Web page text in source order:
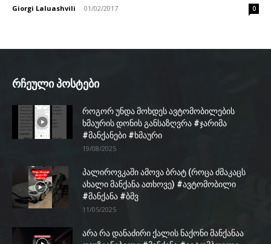
Giorgi Laluashvili - 01/02/2017 0
რჩეული პოსტები
როგორ უნდა მოხდეს ავტომობილების
ხმაურის დონის განსაზღვრა #ჯარიმა
#მანქანები #ხმაური
19/08/2025
პალიროვკაში ამოვა ბრატ (როცა ძმაკაცს
ახალი მანქანა ათხოვე) #ავტომობილი
#მანქანა #ბმვ
11/05/2025
არა რა დანაძირი ქალის ნაქონი მანქანაა